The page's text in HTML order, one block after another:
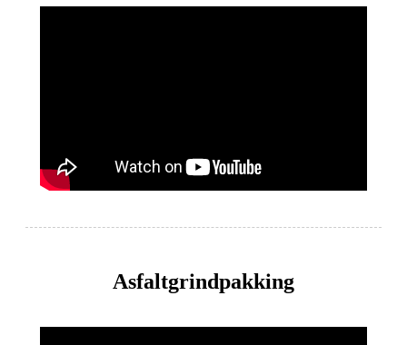
Asfaltgrindpakking